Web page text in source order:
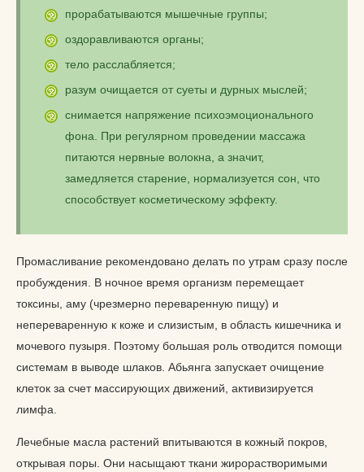
прорабатываются мышечные группы;
оздоравливаются органы;
тело расслабляется;
разум очищается от суеты и дурных мыслей;
снимается напряжение психоэмоционального
фона. При регулярном проведении массажа
питаются нервные волокна, а значит,
замедляется старение, нормализуется сон, что
способствует косметическому эффекту.
Промасливание рекомендовано делать по утрам сразу после
пробуждения. В ночное время организм перемещает
токсины, аму (чрезмерно переваренную пищу) и
непереваренную к коже и слизистым, в область кишечника и
мочевого пузыря. Поэтому большая роль отводится помощи
системам в выводе шлаков. Абьянга запускает очищение
клеток за счет массирующих движений, активизируется
лимфа.
Лечебные масла растений впитываются в кожный покров,
открывая поры. Они насыщают ткани жирорастворимыми